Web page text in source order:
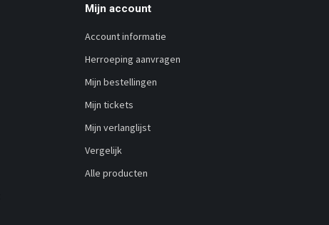
Mijn account
Account informatie
Herroeping aanvragen
Mijn bestellingen
Mijn tickets
Mijn verlanglijst
Vergelijk
Alle producten